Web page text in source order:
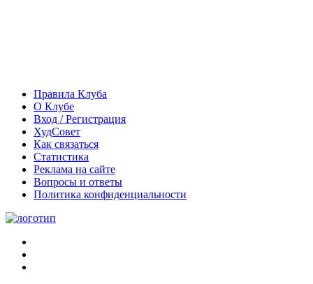
Правила Клуба
О Клубе
Вход / Регистрация
ХудСовет
Как связаться
Статистика
Реклама на сайте
Вопросы и ответы
Политика конфиденциальности